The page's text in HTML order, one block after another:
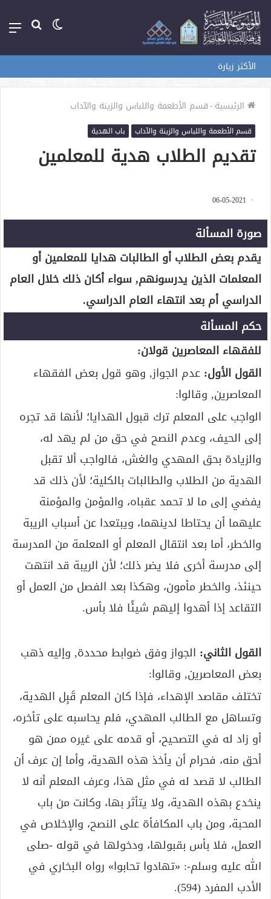
بحث الوضع
الأكثر زيارة
الرئيسية-قسم الأطعمة واللباس والزينة والآداب
قسم الأطعمة واللباس والزينة والآداب باب الهدية
تقديم الطلاب هدية للمعلمين
06-05-2021
صورة المسألة
يقدم بعض الطلاب أو الطالبات هدايا للمعلمين أو
المعلمات الذين يدرسونهم, سواء أكان ذلك خلال العام
الدراسي أم بعد انتهاء العام الدراسي.
حكم المسألة
للفقهاء المعاصرين قولان:
القول الأول: عدم الجواز, وهو قول بعض الفقهاء
المعاصرين, وقالوا:
الواجب على المعلم ترك قبول الهدايا؛ لأنها قد تجره
إلى الحيف، وعدم النصح في حق من لم يهد له،
والزيادة بحق المهدي والغش، فالواجب ألا تقبل
الهدية من الطلاب والطالبات بالكلية؛ لأن ذلك قد
يفضي إلى ما لا تحمد عقباه، والمؤمن والمؤمنة
عليهما أن يحتاطا لدينهما، ويبتعدا عن أسباب الريبة
والخطر، أما بعد انتقال المعلم أو المعلمة من المدرسة
إلى مدرسة أخرى فلا يضر ذلك؛ لأن الريبة قد انتهت
حينئذ، والخطر مأمون، وهكذا بعد الفصل من العمل أو
التقاعد إذا أهدوا إليهم شيئًا فلا بأس.
القول الثاني: الجواز وفق ضوابط محددة, وإليه ذهب
بعض المعاصرين, وقالوا:
تختلف مقاصد الإهداء، فإذا كان المعلم قَبِل الهدية،
وتساهل مع الطالب المهدي، فلم يحاسبه على تأخره،
أو زاد له في التصحيح، أو قدمه على غيره ممن هو
أحق منه، فحرام أن يأخذ هذه الهدية، وأما إن عرف أن
الطالب لا قصد له في مثل هذا، وعرف المعلم أنه لا
ينخدع بهذه الهدية، ولا يتأثر بها، وكانت من باب
المحبة، ومن باب المكافأة على النصح، والإخلاص في
العمل، فلا بأس بقبولها، ودخولها في قوله -صلى
الله عليه وسلم-: «تهادوا تحابوا» رواه البخاري في
الأدب المفرد (594).